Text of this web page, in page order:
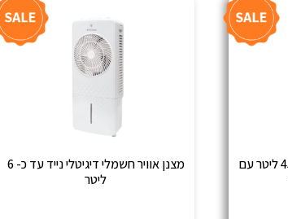
מצנן אוויר דיגיטלי נייד עד 45 ליטר עם
מצנן אוויר חשמלי דיגיטלי נייד עד כ- 6
ליטר